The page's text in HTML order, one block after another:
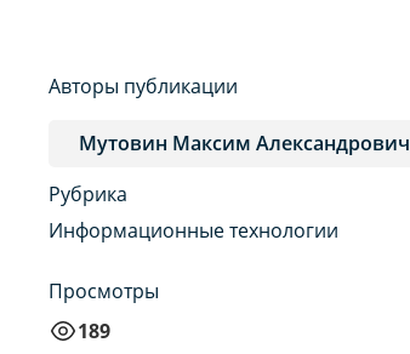
Авторы публикации
Мутовин Максим Александрович
Рубрика
Информационные технологии
Просмотры
189